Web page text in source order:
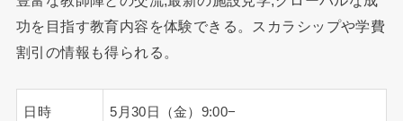
功を目指す教育内容を体験できる。スカラシップや学費
割引の情報も得られる。
日時 5月30日（金）9:00−